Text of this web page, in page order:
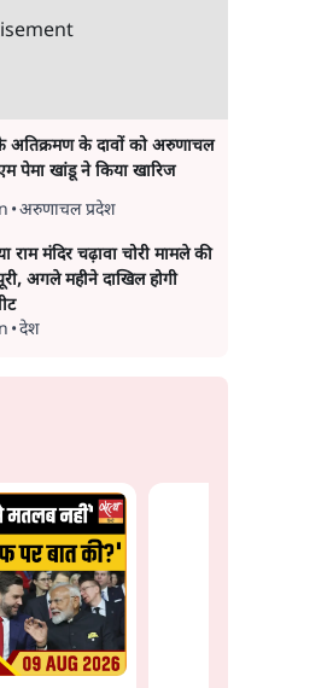
के करीब
अतिक्रमण के दावों को अरुणाचल
पेमा खांडू ने किया खारिज
•अरुणाचल प्रदेश
राम मंदिर चढ़ावा चोरी मामले की
अगले महीने दाखिल होगी
•देश